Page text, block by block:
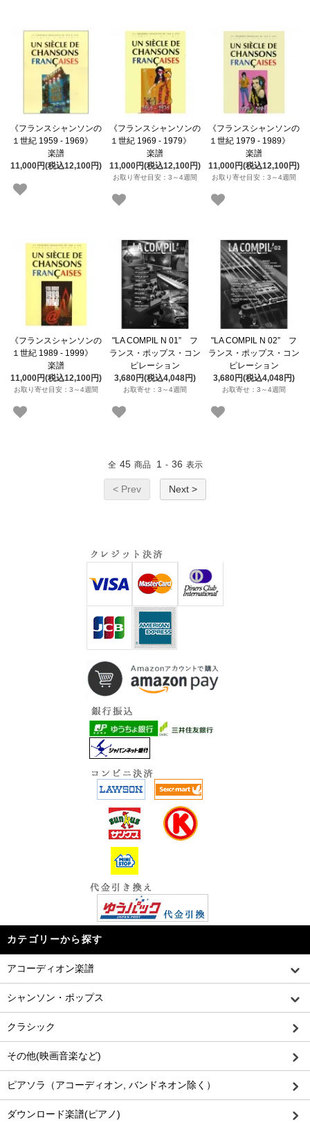
《フランスシャンソンの
１世紀 1959 - 1969》
楽譜
11,000円(税込12,100円)
《フランスシャンソンの
１世紀 1969 - 1979》
楽譜
11,000円(税込12,100円)
お取り寄せ目安：3～4週間
《フランスシャンソンの
１世紀 1979 - 1989》
楽譜
11,000円(税込12,100円)
お取り寄せ目安：3～4週間
《フランスシャンソンの
１世紀 1989 - 1999》
楽譜
11,000円(税込12,100円)
お取り寄せ目安：3～4週間
"LA COMPIL N 01” フ
ランス・ポップス・コン
ピレーション
3,680円(税込4,048円)
お取寄せ：3～4週間
"LA COMPIL N 02” フ
ランス・ポップス・コン
ピレーション
3,680円(税込4,048円)
お取寄せ：3～4週間
全 45 商品 1 - 36 表示
< Prev Next >
カテゴリーから探す
アコーディオン楽譜
シャンソン・ポップス
クラシック
その他(映画音楽など)
ピアソラ（アコーディオン, バンドネオン除く）
ダウンロード楽譜(ピアノ)